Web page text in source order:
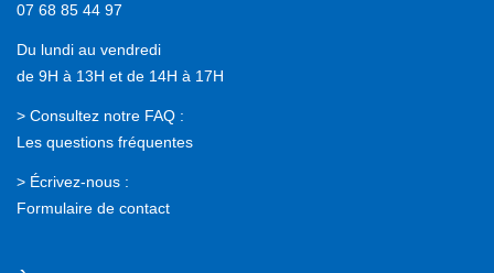
07 68 85 44 97
Du lundi au vendredi
de 9H à 13H et de 14H à 17H
> Consultez notre FAQ :
Les questions fréquentes
> Écrivez-nous :
Formulaire de contact